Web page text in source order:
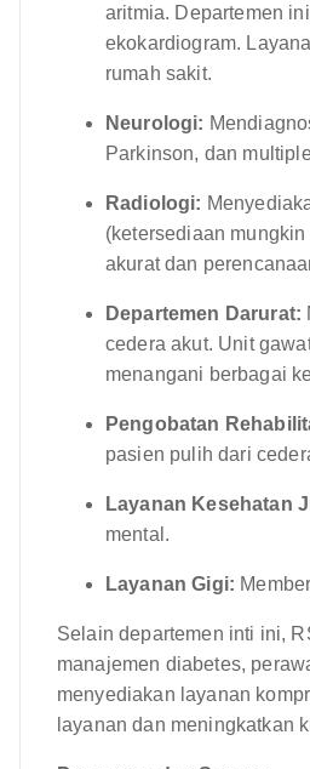
aritmia. Departemen
ekokardiogram.
rumah sakit.
Neurologi:
Parkinson, dan
Radiologi:
(ketersediaan
akurat dan
Departemen Darurat:
cedera akut. Unit
menangani berbagai
Pengobatan
pasien pulih dari
Layanan Kesehatan
mental.
Layanan Gigi:
Selain departemen inti ini,
manajemen diabetes,
menyediakan layanan
layanan dan meningkatkan